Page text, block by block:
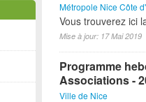
Métropole Nice Côte
Vous trouverez ici
Mise à jour: 17 Mai 2019
Programme
Associations -
Ville de Nice